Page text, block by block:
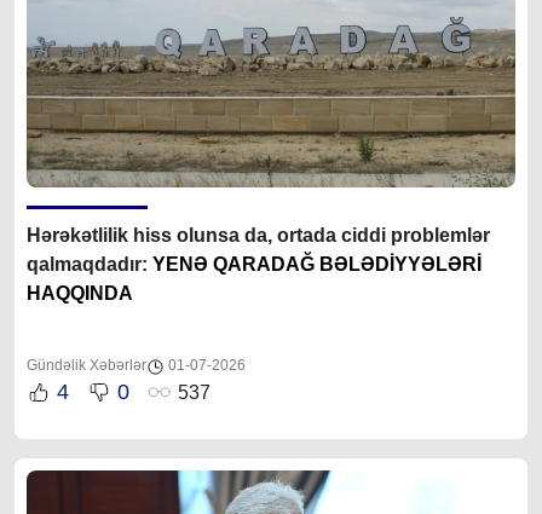
Hərəkətlilik hiss olunsa da, ortada ciddi problemlər
qalmaqdadır: YENƏ QARADAĞ BƏLƏDİYYƏLƏRİ
HAQQINDA
Gündəlik Xəbərlər 01-07-2026
4 0 537